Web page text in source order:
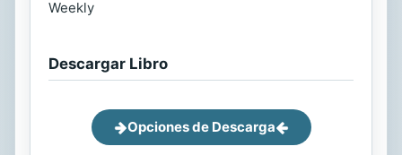
Weekly
Descargar Libro
Opciones de Descarga